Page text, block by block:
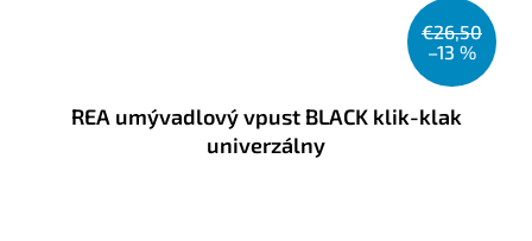
€26,50
–13 %
REA umývadlový vpust BLACK klik-klak
univerzálny